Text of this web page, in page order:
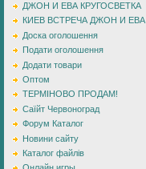
ДЖОН И ЕВА КРУГОСВЕТКА
КИЕВ ВСТРЕЧА ДЖОН И ЕВА
Доска оголошення
Подати оголошення
Додати товари
Оптом
ТЕРМІНОВО ПРОДАМ!
Саїйт Червоноград
Форум Каталог
Новини сайту
Каталог файлів